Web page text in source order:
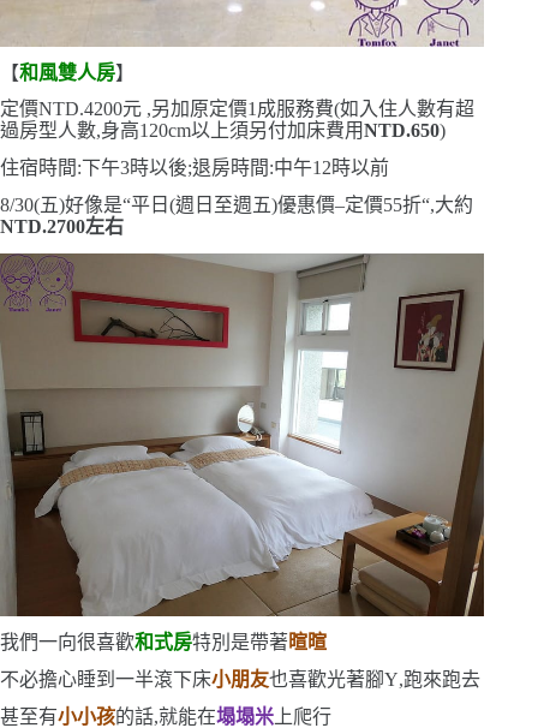
【和風雙人房】
定價NTD.4200元 ,另加原定價1成服務費(如入住人數有超
過房型人數,身高120cm以上須另付加床費用NTD.650)
住宿時間:下午3時以後;退房時間:中午12時以前
8/30(五)好像是“平日 (週日至週五)優惠價–定價55折“,大約
NTD.2700左右
我們一向很喜歡和式房特別是帶著 暄暄
不必擔心睡到一半滾下床小朋友也喜歡光著腳Y,跑來跑去
甚至有小小孩的話,就能在塌塌米 上爬行